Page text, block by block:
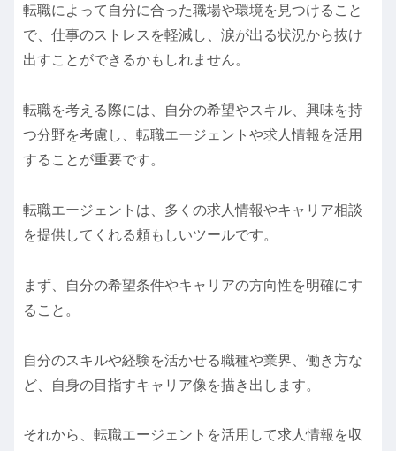
転職によって自分に合った職場や環境を見つけること
で、仕事のストレスを軽減し、涙が出る状況から抜け
出すことができるかもしれません。
転職を考える際には、自分の希望やスキル、興味を持
つ分野を考慮し、転職エージェントや求人情報を活用
することが重要です。
転職エージェントは、多くの求人情報やキャリア相談
を提供してくれる頼もしいツールです。
まず、自分の希望条件やキャリアの方向性を明確にす
ること。
自分のスキルや経験を活かせる職種や業界、働き方な
ど、自身の目指すキャリア像を描き出します。
それから、転職エージェントを活用して求人情報を収